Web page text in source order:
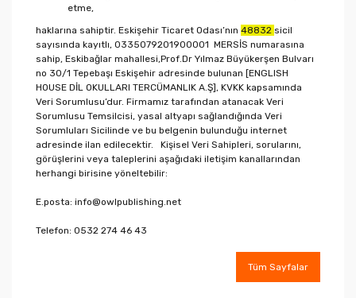
etme,
haklarına sahiptir. Eskişehir Ticaret Odası’nın 48832 sicil
sayısında kayıtlı, 0335079201900001 MERSİS numarasına
sahip, Eskibağlar mahallesi,Prof.Dr Yılmaz Büyükerşen Bulvarı
no 30/1 Tepebaşı Eskişehir adresinde bulunan [ENGLISH
HOUSE DİL OKULLARI TERCÜMANLIK A.Ş], KVKK kapsamında
Veri Sorumlusu’dur. Firmamız tarafından atanacak Veri
Sorumlusu Temsilcisi, yasal altyapı sağlandığında Veri
Sorumluları Sicilinde ve bu belgenin bulunduğu internet
adresinde ilan edilecektir. Kişisel Veri Sahipleri, sorularını,
görüşlerini veya taleplerini aşağıdaki iletişim kanallarından
herhangi birisine yöneltebilir:
E.posta: info@owlpublishing.net
Telefon: 0532 274 46 43
Tüm Sayfalar